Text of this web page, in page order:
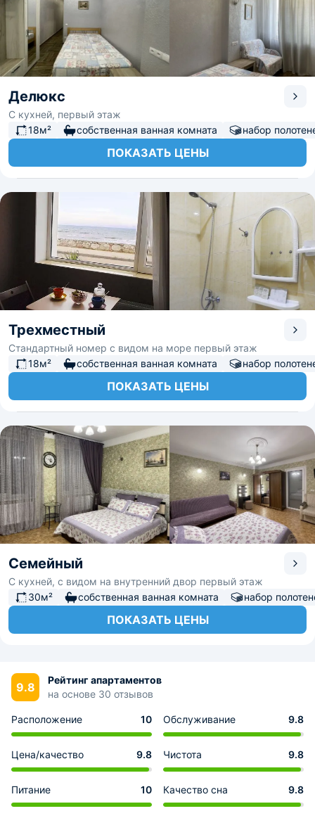
Делюкс
С кухней, первый этаж
18м²
собственная ванная комната набор
ПОКАЗАТЬ ЦЕНЫ
Трехместный
Стандартный номер с видом на море первый этаж
18м²
собственная ванная комната набор
ПОКАЗАТЬ ЦЕНЫ
Семейный
С кухней, с видом на внутренний двор первый этаж
30м²
собственная ванная комната набор
ПОКАЗАТЬ ЦЕНЫ
9.8
Рейтинг апартаментов
на основе 30 отзывов
Расположение 10 Обслуживание 9.8
Цена/качество 9.8 Чистота 9.8
Питание 10 Качество сна 9.8